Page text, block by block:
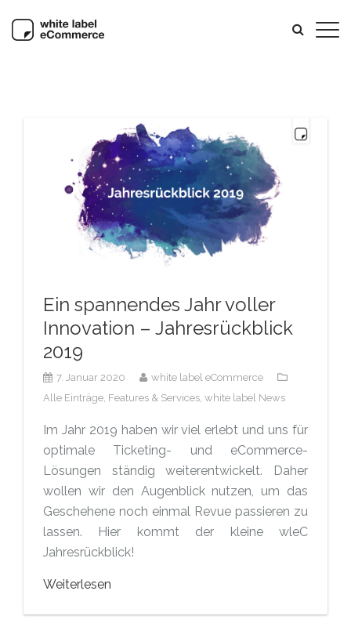
Ein spannendes Jahr voller
Innovation – Jahresrückblick
2019
7. Januar 2020
white label eCommerce
Alle Einträge, Features & Services, white label News
Im Jahr 2019 haben wir viel erlebt und uns für
optimale Ticketing- und eCommerce-
Lösungen ständig weiterentwickelt. Daher
wollen wir den Augenblick nutzen, um das
Geschehene noch einmal Revue passieren zu
lassen. Hier kommt der kleine wleC
Jahresrückblick!
Weiterlesen